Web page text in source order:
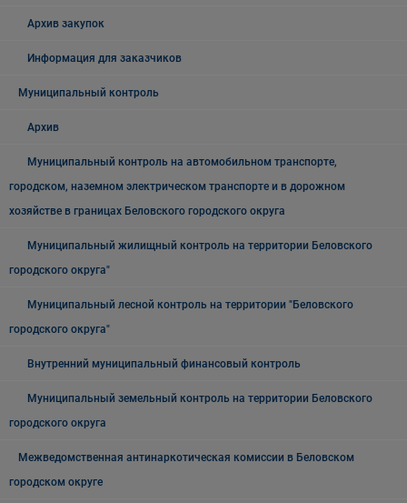
Архив закупок
Информация для заказчиков
Муниципальный контроль
Архив
Муниципальный контроль на автомобильном транспорте,
городском, наземном электрическом транспорте и в дорожном
хозяйстве в границах Беловского городского округа
Муниципальный жилищный контроль на территории Беловского
городского округа"
Муниципальный лесной контроль на территории "Беловского
городского округа"
Внутренний муниципальный финансовый контроль
Муниципальный земельный контроль на территории Беловского
городского округа
Межведомственная антинаркотическая комиссии в Беловском
городском округе